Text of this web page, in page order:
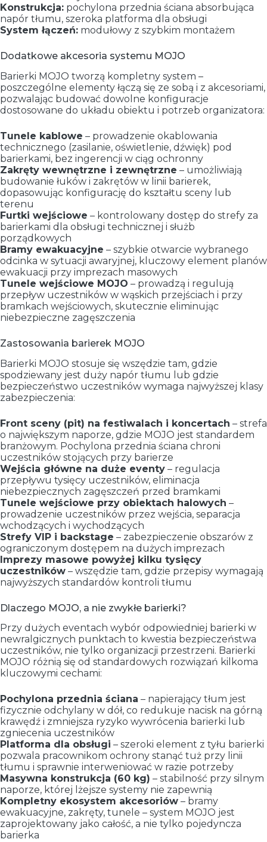
Konstrukcja: pochylona przednia ściana absorbująca
napór tłumu, szeroka platforma dla obsługi
System łączeń: modułowy z szybkim montażem
Dodatkowe akcesoria systemu MOJO
Barierki MOJO tworzą kompletny system –
poszczególne elementy łączą się ze sobą i z akcesoriami,
pozwalając budować dowolne konfiguracje
dostosowane do układu obiektu i potrzeb organizatora:
Tunele kablowe – prowadzenie okablowania
technicznego (zasilanie, oświetlenie, dźwięk) pod
barierkami, bez ingerencji w ciąg ochronny
Zakręty wewnętrzne i zewnętrzne – umożliwiają
budowanie łuków i zakrętów w linii barierek,
dopasowując konfigurację do kształtu sceny lub
terenu
Furtki wejściowe – kontrolowany dostęp do strefy za
barierkami dla obsługi technicznej i służb
porządkowych
Bramy ewakuacyjne – szybkie otwarcie wybranego
odcinka w sytuacji awaryjnej, kluczowy element planów
ewakuacji przy imprezach masowych
Tunele wejściowe MOJO – prowadzą i regulują
przepływ uczestników w wąskich przejściach i przy
bramkach wejściowych, skutecznie eliminując
niebezpieczne zagęszczenia
Zastosowania barierek MOJO
Barierki MOJO stosuje się wszędzie tam, gdzie
spodziewany jest duży napór tłumu lub gdzie
bezpieczeństwo uczestników wymaga najwyższej klasy
zabezpieczenia:
Front sceny (pit) na festiwalach i koncertach – strefa
o największym naporze, gdzie MOJO jest standardem
branżowym. Pochylona przednia ściana chroni
uczestników stojących przy barierze
Wejścia główne na duże eventy – regulacja
przepływu tysięcy uczestników, eliminacja
niebezpiecznych zagęszczeń przed bramkami
Tunele wejściowe przy obiektach halowych –
prowadzenie uczestników przez wejścia, separacja
wchodzących i wychodzących
Strefy VIP i backstage – zabezpieczenie obszarów z
ograniczonym dostępem na dużych imprezach
Imprezy masowe powyżej kilku tysięcy
uczestników – wszędzie tam, gdzie przepisy wymagają
najwyższych standardów kontroli tłumu
Dlaczego MOJO, a nie zwykłe barierki?
Przy dużych eventach wybór odpowiedniej barierki w
newralgicznych punktach to kwestia bezpieczeństwa
uczestników, nie tylko organizacji przestrzeni. Barierki
MOJO różnią się od standardowych rozwiązań kilkoma
kluczowymi cechami:
Pochylona przednia ściana – napierający tłum jest
fizycznie odchylany w dół, co redukuje nacisk na górną
krawędź i zmniejsza ryzyko wywrócenia barierki lub
zgniecenia uczestników
Platforma dla obsługi – szeroki element z tyłu barierki
pozwala pracownikom ochrony stanąć tuż przy linii
tłumu i sprawnie interweniować w razie potrzeby
Masywna konstrukcja (60 kg) – stabilność przy silnym
naporze, której lżejsze systemy nie zapewnią
Kompletny ekosystem akcesoriów – bramy
ewakuacyjne, zakręty, tunele – system MOJO jest
zaprojektowany jako całość, a nie tylko pojedyncza
barierka